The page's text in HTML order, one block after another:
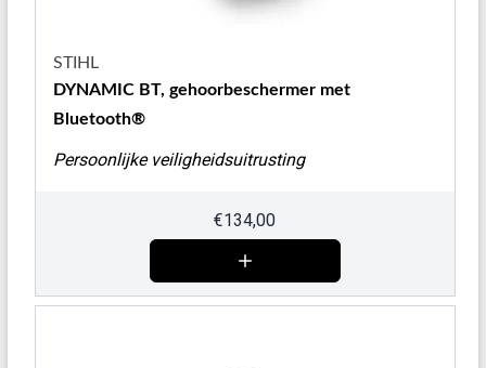
STIHL
DYNAMIC BT, gehoorbeschermer met
Bluetooth®
Persoonlijke veiligheidsuitrusting
€134,00